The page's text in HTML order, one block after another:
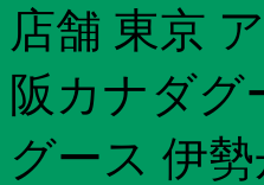
店舗 東京
阪カナダグ
グース 伊